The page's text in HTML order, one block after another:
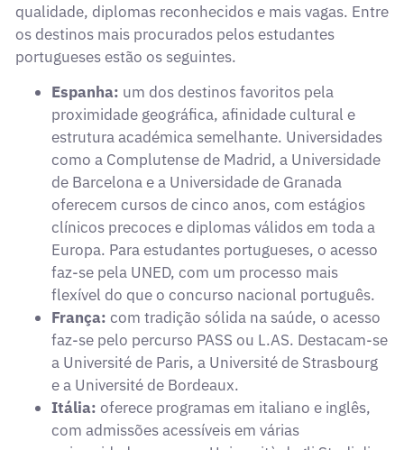
qualidade, diplomas reconhecidos e mais vagas. Entre
os destinos mais procurados pelos estudantes
portugueses estão os seguintes.
Espanha: um dos destinos favoritos pela
proximidade geográfica, afinidade cultural e
estrutura académica semelhante. Universidades
como a Complutense de Madrid, a Universidade
de Barcelona e a Universidade de Granada
oferecem cursos de cinco anos, com estágios
clínicos precoces e diplomas válidos em toda a
Europa. Para estudantes portugueses, o acesso
faz-se pela UNED, com um processo mais
flexível do que o concurso nacional português.
França: com tradição sólida na saúde, o acesso
faz-se pelo percurso PASS ou L.AS. Destacam-se
a Université de Paris, a Université de Strasbourg
e a Université de Bordeaux.
Itália: oferece programas em italiano e inglês,
com admissões acessíveis em várias